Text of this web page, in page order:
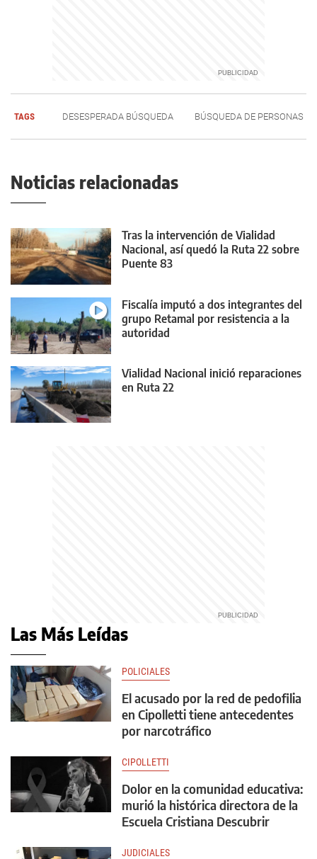
TAGS DESESPERADA BÚSQUEDA BÚSQUEDA DE PERSONAS
Noticias relacionadas
Tras la intervención de Vialidad
Nacional, así quedó la Ruta 22 sobre
Puente 83
Fiscalía imputó a dos integrantes del
grupo Retamal por resistencia a la
autoridad
Vialidad Nacional inició reparaciones
en Ruta 22
Las Más Leídas
POLICIALES
El acusado por la red de pedofilia
en Cipolletti tiene antecedentes
por narcotráfico
CIPOLLETTI
Dolor en la comunidad educativa:
murió la histórica directora de la
Escuela Cristiana Descubrir
JUDICIALES